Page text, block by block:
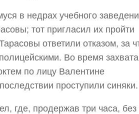
в недрах учебного
тот пригласил их пройти
ответили отказом, за
Во время захвата
по лицу Валентине
проступили синяки.
где, продержав три часа, без